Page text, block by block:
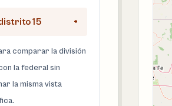
15 +
comparar la división
la federal sin
la misma vista